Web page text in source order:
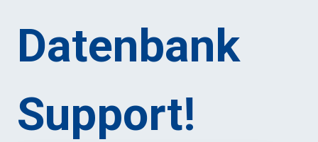
Datenbank
Support!